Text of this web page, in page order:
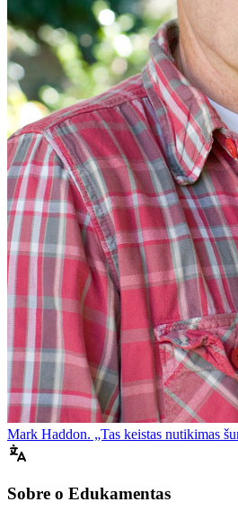
Mark Haddon. „Tas keistas nutikimas
Sobre o Edukamentas